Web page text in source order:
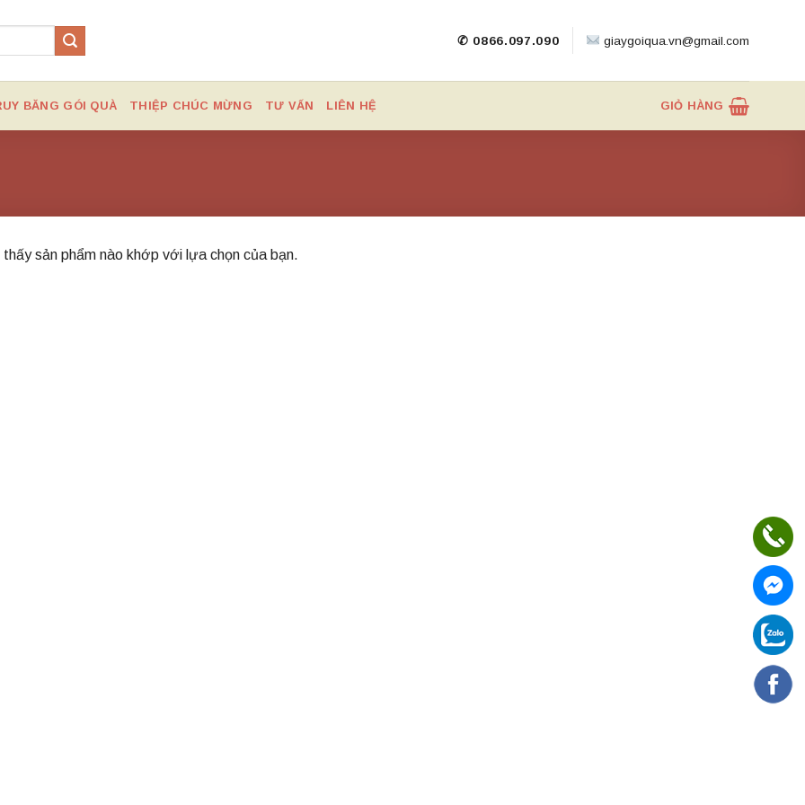
✆ 0866.097.090 giaygoiqua.vn@gmail.com
BĂNG GÓI QUÀ THIỆP CHÚC MỪNG TƯ VẤN LIÊN HỆ GIỎ HÀNG
thấy sản phẩm nào khớp với lựa chọn của bạn.